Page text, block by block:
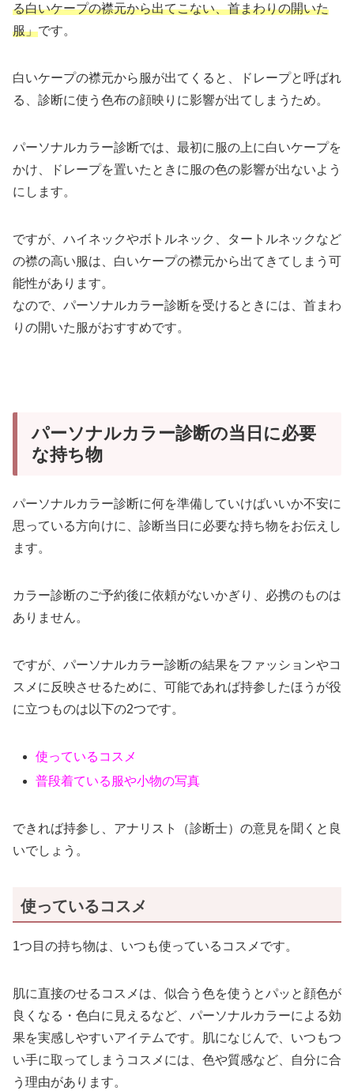
る白いケープの襟元から出てこない、首まわりの開いた
服」です。
白いケープの襟元から服が出てくると、ドレープと呼ばれ
る、診断に使う色布の顔映りに影響が出てしまうため。
パーソナルカラー診断では、最初に服の上に白いケープを
かけ、ドレープを置いたときに服の色の影響が出ないよう
にします。
ですが、ハイネックやボトルネック、タートルネックなど
の襟の高い服は、白いケープの襟元から出てきてしまう可
能性があります。
なので、パーソナルカラー診断を受けるときには、首まわ
りの開いた服がおすすめです。
パーソナルカラー診断の当日に必要
な持ち物
パーソナルカラー診断に何を準備していけばいいか不安に
思っている方向けに、診断当日に必要な持ち物をお伝えし
ます。
カラー診断のご予約後に依頼がないかぎり、必携のものは
ありません。
ですが、パーソナルカラー診断の結果をファッションやコ
スメに反映させるために、可能であれば持参したほうが役
に立つものは以下の2つです。
使っているコスメ
普段着ている服や小物の写真
できれば持参し、アナリスト（診断士）の意見を聞くと良
いでしょう。
使っているコスメ
1つ目の持ち物は、いつも使っているコスメです。
肌に直接のせるコスメは、似合う色を使うとパッと顔色が
良くなる・色白に見えるなど、パーソナルカラーによる効
果を実感しやすいアイテムです。 肌になじんで、いつもつ
い手に取ってしまうコスメには、色や質感など、自分に合
う理由があります。